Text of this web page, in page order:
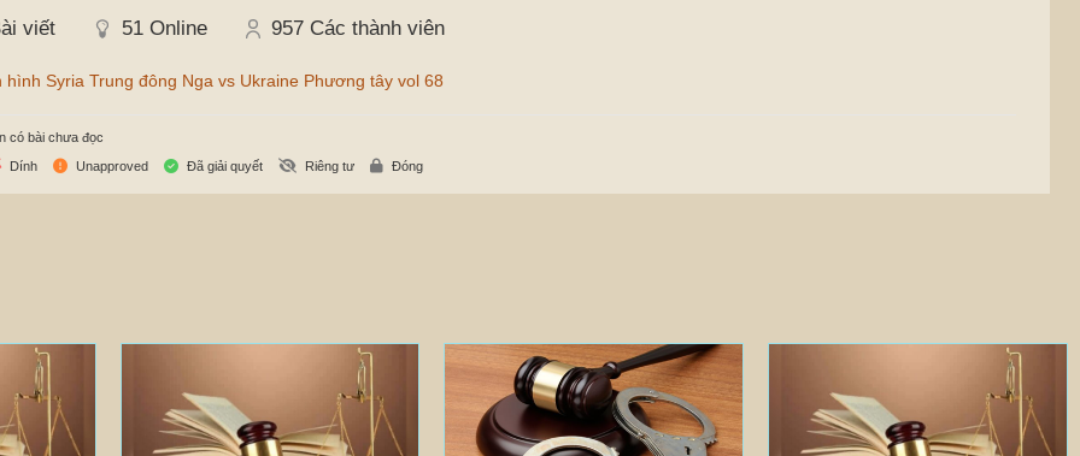
viết 51 Online 957 Các thành viên
hình Syria Trung đông Nga vs Ukraine Phương tây vol 68
có bài chưa đọc
Dính Unapproved Đã giải quyết Riêng tư Đóng